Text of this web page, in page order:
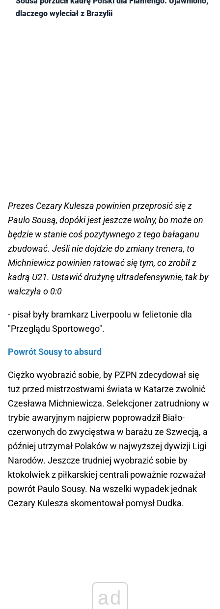
dlaczego wyleciał z Brazylii
Prezes Cezary Kulesza powinien przeprosić się z
Paulo Sousą, dopóki jest jeszcze wolny, bo może on
będzie w stanie coś pozytywnego z tego bałaganu
zbudować. Jeśli nie dojdzie do zmiany trenera, to
Michniewicz powinien ratować się tym, co zrobił z
kadrą U21. Ustawić drużynę ultradefensywnie, tak by
walczyła o 0:0
- pisał były bramkarz Liverpoolu w felietonie dla
"Przeglądu Sportowego".
Powrót Sousy to absurd
Ciężko wyobrazić sobie, by PZPN zdecydował się
tuż przed mistrzostwami świata w Katarze zwolnić
Czesława Michniewicza. Selekcjoner zatrudniony w
trybie awaryjnym najpierw poprowadził Biało-
czerwonych do zwycięstwa w barażu ze Szwecją, a
później utrzymał Polaków w najwyższej dywizji Ligi
Narodów. Jeszcze trudniej wyobrazić sobie by
ktokolwiek z piłkarskiej centrali poważnie rozważał
powrót Paulo Sousy. Na wszelki wypadek jednak
Cezary Kulesza skomentował pomysł Dudka.
ad